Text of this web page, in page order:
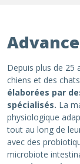
Advance
Depuis plus de 25
chiens et des
élaborées par
spécialisés. La
physiologique
tout au long de
avec des
microbiote